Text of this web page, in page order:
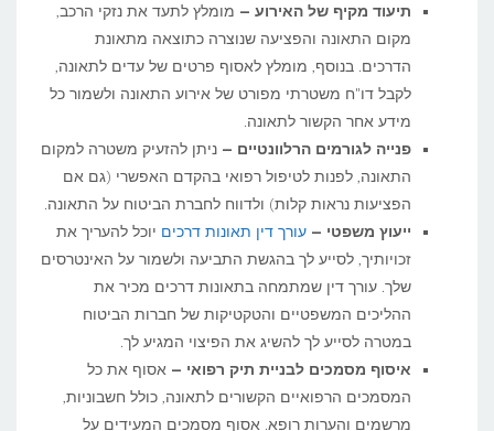
תיעוד מקיף של האירוע – מומלץ לתעד את נזקי הרכב,
מקום התאונה והפציעה שנוצרה כתוצאה מתאונת
הדרכים. בנוסף, מומלץ לאסוף פרטים של עדים לתאונה,
לקבל דו"ח משטרתי מפורט של אירוע התאונה ולשמור כל
מידע אחר הקשור לתאונה.
פנייה לגורמים הרלוונטיים – ניתן להזעיק משטרה למקום
התאונה, לפנות לטיפול רפואי בהקדם האפשרי (גם אם
הפציעות נראות קלות) ולדווח לחברת הביטוח על התאונה.
ייעוץ משפטי – עורך דין תאונות דרכים יוכל להעריך את
זכויותיך, לסייע לך בהגשת התביעה ולשמור על האינטרסים
שלך. עורך דין שמתמחה בתאונות דרכים מכיר את
ההליכים המשפטיים והטקטיקות של חברות הביטוח
במטרה לסייע לך להשיג את הפיצוי המגיע לך.
איסוף מסמכים לבניית תיק רפואי – אסוף את כל
המסמכים הרפואיים הקשורים לתאונה, כולל חשבוניות,
מרשמים והערות רופא. אסוף מסמכים המעידים על